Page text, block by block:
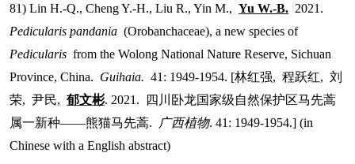
81) Lin H.-Q., Cheng Y.-H., Liu R., Yin M., Yu W.-B. 2021.
Pedicularis pandania (Orobanchaceae), a new species of
Pedicularis from the Wolong National Nature Reserve, Sichuan
Province, China. Guihaia. 41: 1949-1954. [林红强, 程跃红, 刘
荣, 尹民, 郁文彬. 2021.
四川卧龙国家级自然保护区马先蒿
属一新种——熊猫马先蒿. 广西植物. 41: 1949-1954.] (in
Chinese with a English abstract)